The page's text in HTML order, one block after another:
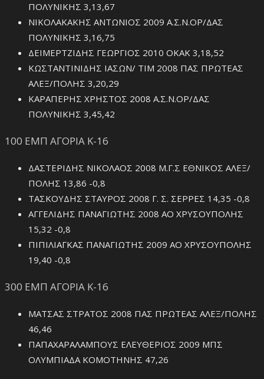
ΠΟΛΥΝΙΚΗΣ 3,13,67
ΝΙΚΟΛΑΚΑΚΗΣ ΑΝΤΩΝΙΟΣ 2009 Α.Σ.Ν.ΟΡ/ΔΑΣ
ΠΟΛΥΝΙΚΗΣ 3,16,75
ΔΕΙΜΕΡΤΖΙΔΗΣ ΓΕΩΡΓΙΟΣ 2010 ΟΚΑΚ 3,18,52
ΚΩΣΤΑΝΤΙΝΙΔΗΣ ΙΑΣΩΝ/ ΤΙΜ 2008 ΠΑΣ ΠΡΩΤΕΑΣ
ΑΛΕΞ/ΠΟΛΗΣ 3,20,29
ΚΑΡΑΠΕΡΗΣ ΧΡΗΣΤΟΣ 2008 Α.Σ.Ν.ΟΡ/ΔΑΣ
ΠΟΛΥΝΙΚΗΣ 3,45,42
100 ΕΜΠ ΑΓΟΡΙΑ Κ-16
ΔΑΣΤΕΡΙΔΗΣ ΝΙΚΟΛΑΟΣ 2008 Μ.Γ.Σ ΕΘΝΙΚΟΣ ΑΛΕΞ/
ΠΟΛΗΣ 13,86 -0,8
ΤΑΣΚΟΥΔΗΣ ΣΤΑΥΡΟΣ 2008 Γ. Σ. ΣΕΡΡΕΣ 14,35 -0,8
ΑΓΓΕΛΙΔΗΣ ΠΑΝΑΓΙΩΤΗΣ 2008 ΑΟ ΧΡΥΣΟΥΠΟΛΗΣ
15,32 -0,8
ΠΙΠΙΛΙΑΓΚΑΣ ΠΑΝΑΓΙΩΤΗΣ 2009 ΑΟ ΧΡΥΣΟΥΠΟΛΗΣ
19,40 -0,8
300 ΕΜΠ ΑΓΟΡΙΑ Κ-16
ΜΑΤΣΑΣ ΣΤΡΑΤΟΣ 2008 ΠΑΣ ΠΡΩΤΕΑΣ ΑΛΕΞ/ΠΟΛΗΣ
46,46
ΠΑΠΑΧΑΡΑΛΑΜΠΟΥΣ ΕΛΕΥΘΕΡΙΟΣ 2009 ΜΠΣ
ΟΛΥΜΠΙΑΔΑ ΚΟΜΟΤΗΝΗΣ 47,26